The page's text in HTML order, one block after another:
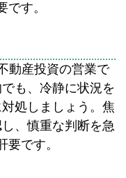
です。
動産投資の営業で
も、冷静に状況を
処しましょう。焦
、慎重な判断を急
要です。